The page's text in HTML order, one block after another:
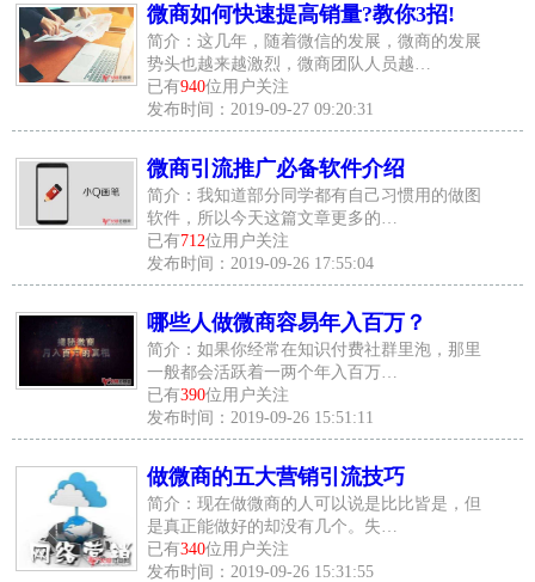
微商如何快速提高销量?教你3招!
简介：这几年，随着微信的发展，微商的发展
势头也越来越激烈，微商团队人员越…
已有940位用户关注
发布时间：2019-09-27 09:20:31
微商引流推广必备软件介绍
简介：我知道部分同学都有自己习惯用的做图
软件，所以今天这篇文章更多的…
已有712位用户关注
发布时间：2019-09-26 17:55:04
哪些人做微商容易年入百万？
简介：如果你经常在知识付费社群里泡，那里
一般都会活跃着一两个年入百万…
已有390位用户关注
发布时间：2019-09-26 15:51:11
做微商的五大营销引流技巧
简介：现在做微商的人可以说是比比皆是，但
是真正能做好的却没有几个。失…
已有340位用户关注
发布时间：2019-09-26 15:31:55